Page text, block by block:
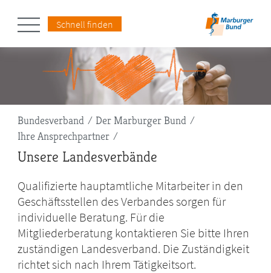
Schnell finden
Pfadnavigation
Bundesverband
Der Marburger Bund
Ihre Ansprechpartner
Unsere Landesverbände
Qualifizierte hauptamtliche Mitarbeiter in den
Geschäftsstellen des Verbandes sorgen für
individuelle Beratung. Für die
Mitgliederberatung kontaktieren Sie bitte Ihren
zuständigen Landesverband. Die Zuständigkeit
richtet sich nach Ihrem Tätigkeitsort.